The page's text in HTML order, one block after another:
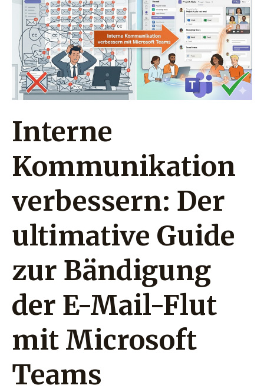
Interne
Kommunikation
verbessern: Der
ultimative Guide
zur Bändigung
der E-Mail-Flut
mit Microsoft
Teams
verbessern:
Der
ultimative
Guide
zur
Bändigung
Flut
Microsoft
Teams